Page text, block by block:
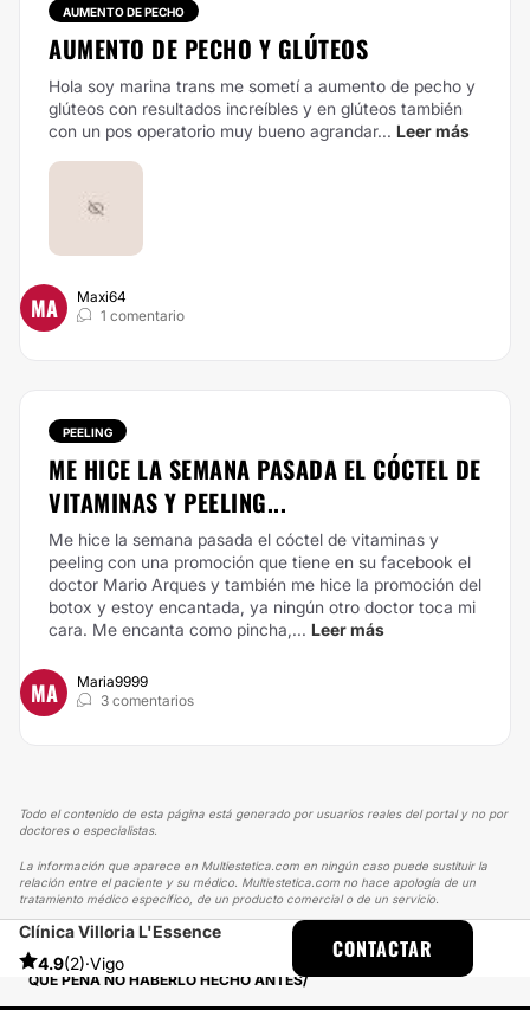
AUMENTO DE PECHO
AUMENTO DE PECHO Y GLÚTEOS
Hola soy marina trans me sometí a aumento de pecho y
glúteos con resultados increíbles y en glúteos también
con un pos operatorio muy bueno agrandar... Leer más
MA
Maxi64
1 comentario
PEELING
ME HICE LA SEMANA PASADA EL CÓCTEL DE
VITAMINAS Y PEELING...
Me hice la semana pasada el cóctel de vitaminas y
peeling con una promoción que tiene en su facebook el
doctor Mario Arques y también me hice la promoción del
botox y estoy encantada, ya ningún otro doctor toca mi
cara. Me encanta como pincha,... Leer más
MA
Maria9999
3 comentarios
Todo el contenido de esta página está generado por usuarios reales del portal y no por
doctores o especialistas.
La información que aparece en Multiestetica.com en ningún caso puede sustituir la
relación entre el paciente y su médico. Multiestetica.com no hace apología de un
tratamiento médico específico, de un producto comercial o de un servicio.
Clínica Villoria L'Essence
4.9(2)·Vigo
CONTACTAR
MULTIESTETICA
EXPERIENCIAS
EXPERIENCIAS REALES SOBRE BLEFAROPLASTIA
QUE PENA NO HABERLO HECHO ANTES